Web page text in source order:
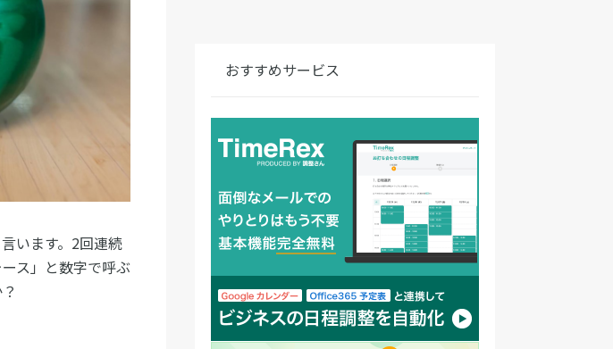
います。2回連続
ス」と数字で呼ぶ
おすすめサービス